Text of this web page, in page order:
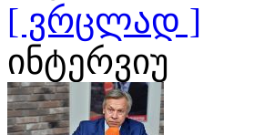
[ ვრცლად ]
ინტერვიუ